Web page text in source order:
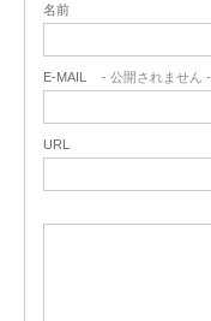
名前
E-MAIL - 公開されません -
URL